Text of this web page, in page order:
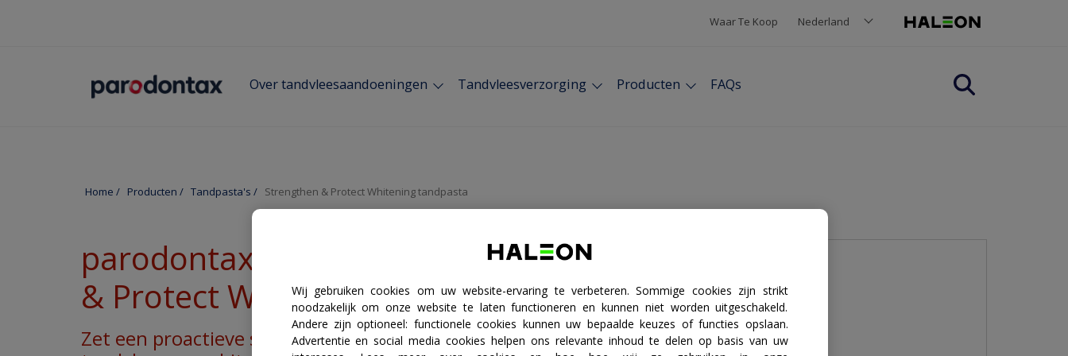
Over tandvleesaandoeningen Tandvleesverzorging Producten FAQs
Waar Te Koop Nederland
Home / Producten / Tandpasta's / Strengthen & Protect Whitening tandpasta
parodontax Strengthen
& Protect Whitening
Zet een proactieve stap naar gezonder
Wij gebruiken cookies om uw website-ervaring te verbeteren. Sommige cookies zijn strikt
noodzakelijk om onze website te laten functioneren en kunnen niet worden uitgeschakeld.
Andere zijn optioneel: functionele cookies kunnen uw bepaalde keuzes of functies opslaan.
Advertentie en social media cookies helpen ons relevante inhoud te delen op basis van uw